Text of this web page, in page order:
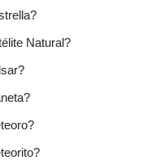
Natural?